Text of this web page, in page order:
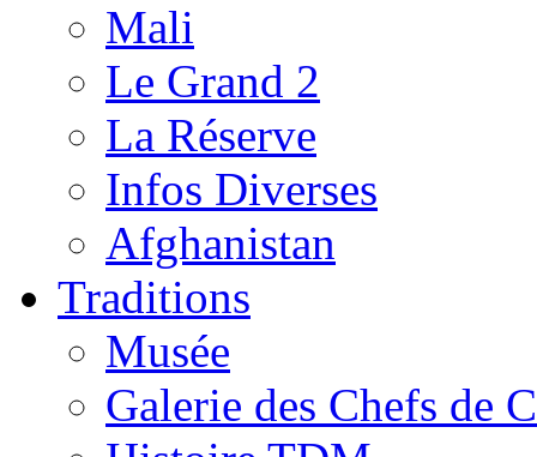
Mali
Le Grand 2
La Réserve
Infos Diverses
Afghanistan
Traditions
Musée
Galerie des Chefs de